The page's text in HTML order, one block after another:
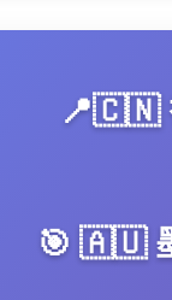
📍🇨🇳
🎯 🇦🇺